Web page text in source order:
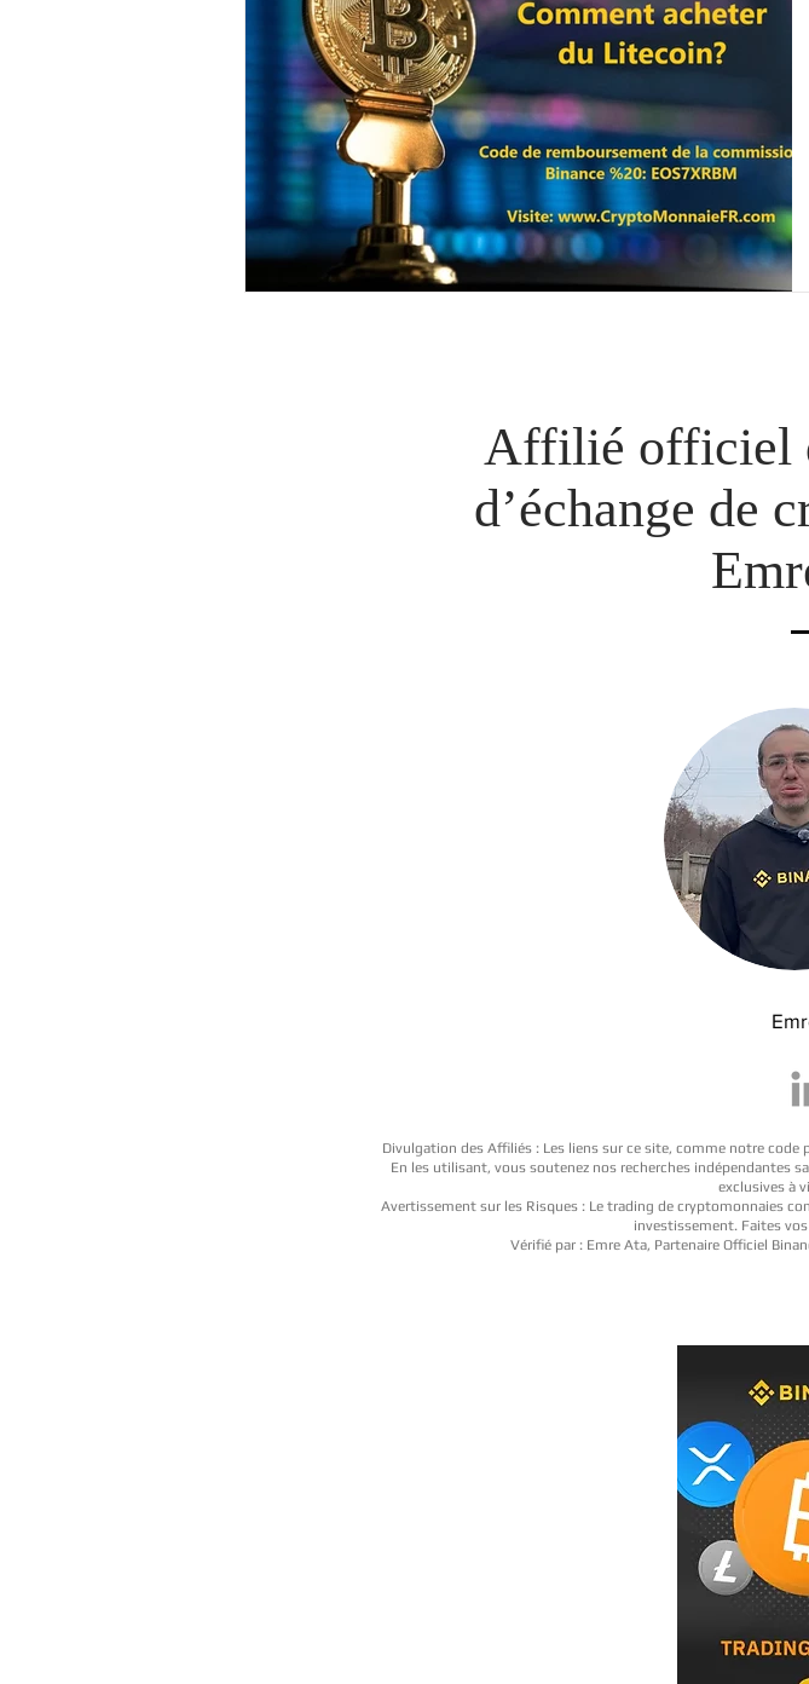
Affilié officiel
d’échange de
Divulgation des Affiliés : Les liens sur ce site, comme notre code
En les utilisant, vous soutenez nos recherches indépendantes
exclusives à
Avertissement sur les Risques : Le trading de cryptomonnaies
investissement. Faites vos
Vérifié par : Emre Ata, Partenaire Officiel